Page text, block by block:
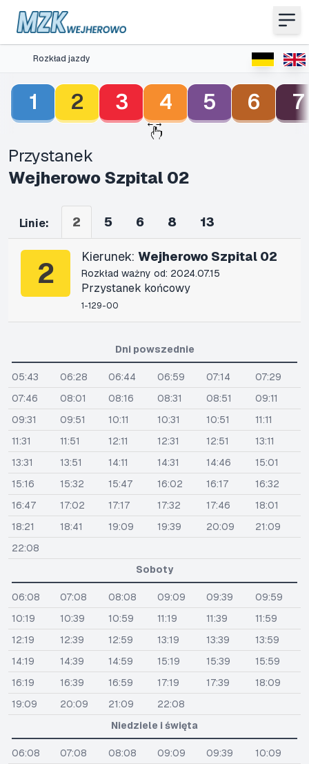
Rozkład jazdy
1 2 3 4 5 6 7
Przystanek
Wejherowo Szpital 02
Linie: 2 5 6 8 13
2 Kierunek: Wejherowo Szpital 02
Rozkład ważny od: 2024.07.15
Przystanek końcowy
1-129-00
Dni powszednie
05:43 06:28 06:44 06:59 07:14
07:29
07:46
08:01 08:16 08:31 08:51
09:11
09:31
09:51 10:11 10:31 10:51
11:11
11:31
11:51 12:11 12:31 12:51
13:11
13:31
13:51 14:11 14:31 14:46
15:01
15:16
15:32 15:47 16:02 16:17
16:32
16:47
17:02 17:17 17:32 17:46
18:01
18:21
18:41 19:09 19:39 20:09
21:09
22:08
Soboty
06:08 07:08 08:08 09:09 09:39
09:59
10:19
10:39 10:59 11:19 11:39
11:59
12:19
12:39 12:59 13:19 13:39
13:59
14:19
14:39 14:59 15:19 15:39
15:59
16:19
16:39 16:59 17:19 17:39
18:09
19:09
20:09 21:09
22:08
Niedziele i święta
06:08 07:08 08:08 09:09 09:39
10:09